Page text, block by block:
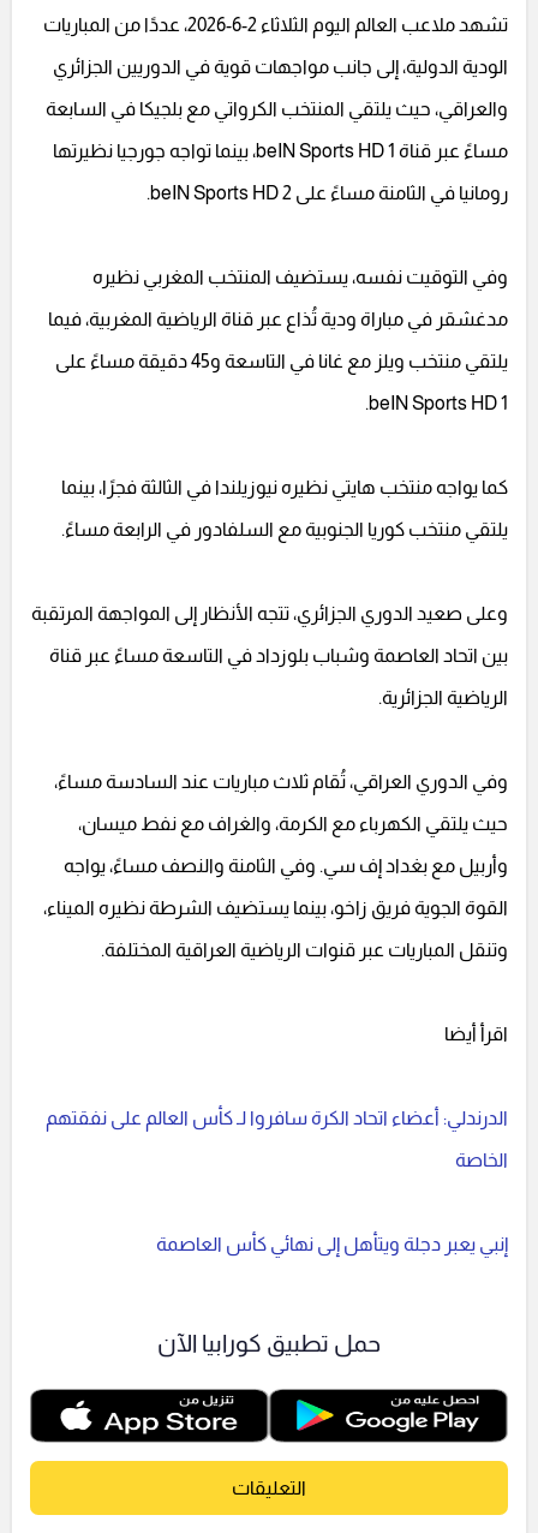
تشهد ملاعب العالم اليوم الثلاثاء 2-6-2026، عددًا من المباريات
الودية الدولية، إلى جانب مواجهات قوية في الدوريين الجزائري
والعراقي، حيث يلتقي المنتخب الكرواتي مع بلجيكا في السابعة
مساءً عبر قناة beIN Sports HD 1، بينما تواجه جورجيا نظيرتها
رومانيا في الثامنة مساءً على beIN Sports HD 2.
وفي التوقيت نفسه، يستضيف المنتخب المغربي نظيره
مدغشقر في مباراة ودية تُذاع عبر قناة الرياضية المغربية، فيما
يلتقي منتخب ويلز مع غانا في التاسعة و45 دقيقة مساءً على
beIN Sports HD 1.
كما يواجه منتخب هايتي نظيره نيوزيلندا في الثالثة فجرًا، بينما
يلتقي منتخب كوريا الجنوبية مع السلفادور في الرابعة مساءً.
وعلى صعيد الدوري الجزائري، تتجه الأنظار إلى المواجهة المرتقبة
بين اتحاد العاصمة وشباب بلوزداد في التاسعة مساءً عبر قناة
الرياضية الجزائرية.
وفي الدوري العراقي، تُقام ثلاث مباريات عند السادسة مساءً،
حيث يلتقي الكهرباء مع الكرمة، والغراف مع نفط ميسان،
وأربيل مع بغداد إف سي. وفي الثامنة والنصف مساءً، يواجه
القوة الجوية فريق زاخو، بينما يستضيف الشرطة نظيره الميناء،
وتنقل المباريات عبر قنوات الرياضية العراقية المختلفة.
اقرأ أيضا
الدرندلي: أعضاء اتحاد الكرة سافروا لـ كأس العالم على نفقتهم
الخاصة
إنبي يعبر دجلة ويتأهل إلى نهائي كأس العاصمة
حمل تطبيق كورابيا الآن
التعليقات